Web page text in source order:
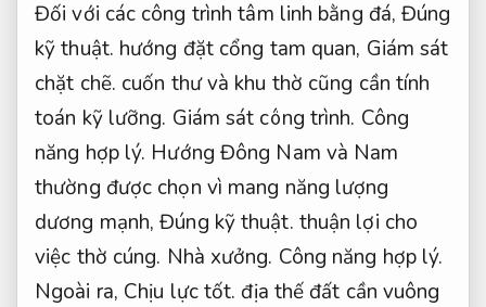
Đối với các công trình tâm linh bằng đá,Đúng
kỹ thuật. hướng đặt cổng tam quan, Giám sát
chặt chẽ. cuốn thư và khu thờ cũng cần tính
toán kỹ lưỡng. Giám sát công trình. Công
năng hợp lý. Hướng Đông Nam và Nam
thường được chọn vì mang năng lượng
dương mạnh,Đúng kỹ thuật. thuận lợi cho
việc thờ cúng. Nhà xưởng. Công năng hợp lý.
Ngoài ra, Chịu lực tốt. địa thế đất cần vuông